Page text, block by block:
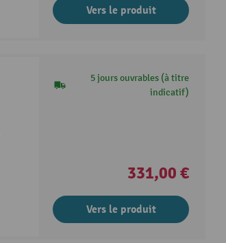
Vers le produit
5 jours ouvrables (à titre
indicatif)
331,00 €
Vers le produit